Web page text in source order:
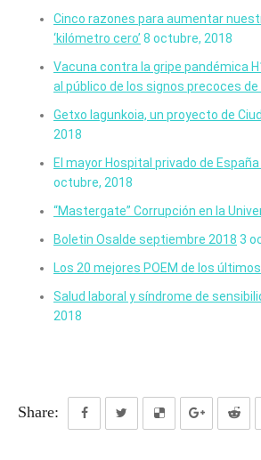
Cinco razones para aumentar
‘kilómetro cero’ 8 octubre, 2018
Vacuna contra la gripe pandémica
al público de los signos precoces de
Getxo lagunkoia, un proyecto de
2018
El mayor Hospital privado de
octubre, 2018
“Mastergate” Corrupción en la
Boletin Osalde septiembre 2018 3
Los 20 mejores POEM de los
Salud laboral y síndrome de
2018
Share: